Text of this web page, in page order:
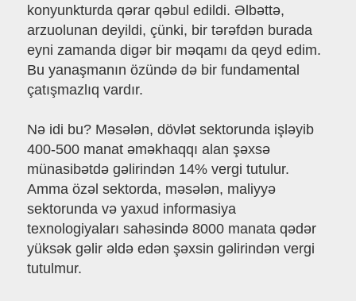
konyunkturda qərar qəbul edildi. Əlbəttə,
arzuolunan deyildi, çünki, bir tərəfdən burada
eyni zamanda digər bir məqamı da qeyd edim.
Bu yanaşmanın özündə də bir fundamental
çatışmazlıq vardır.
Nə idi bu? Məsələn, dövlət sektorunda işləyib
400-500 manat əməkhaqqı alan şəxsə
münasibətdə gəlirindən 14% vergi tutulur.
Amma özəl sektorda, məsələn, maliyyə
sektorunda və yaxud informasiya
texnologiyaları sahəsində 8000 manata qədər
yüksək gəlir əldə edən şəxsin gəlirindən vergi
tutulmur.